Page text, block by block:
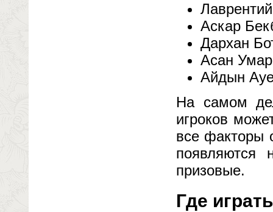
Аскар
Дархан
Асан
Айдын
На самом
игроков
все факторы
появляются
призовые.
Где